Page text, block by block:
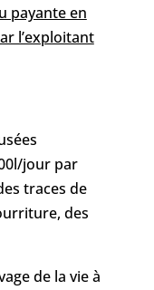
payante en
l’exploitant
jour par
traces de
des
de la vie à